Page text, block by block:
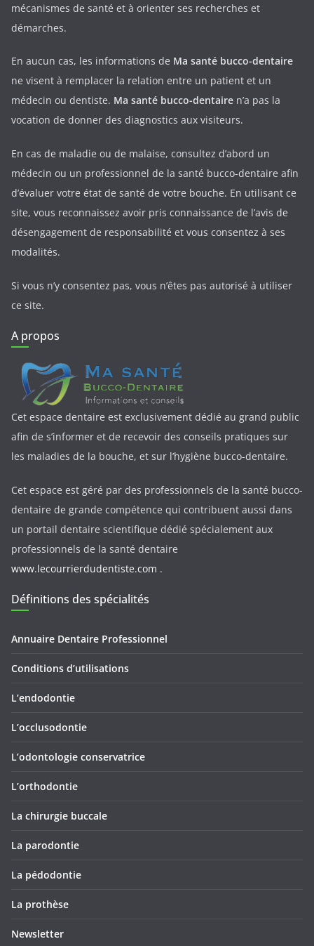
mécanismes de santé et à orienter ses recherches et
démarches.
En aucun cas, les informations de Ma santé bucco-dentaire
ne visent à remplacer la relation entre un patient et un
médecin ou dentiste. Ma santé bucco-dentaire n’a pas la
vocation de donner des diagnostics aux visiteurs.
En cas de maladie ou de malaise, consultez d’abord un
médecin ou un professionnel de la santé bucco-dentaire afin
d’évaluer votre état de santé de votre bouche. En utilisant ce
site, vous reconnaissez avoir pris connaissance de l’avis de
désengagement de responsabilité et vous consentez à ses
modalités.
Si vous n’y consentez pas, vous n’êtes pas autorisé à utiliser
ce site.
A propos
Cet espace dentaire est exclusivement dédié au grand public
afin de s’informer et de recevoir des conseils pratiques sur
les maladies de la bouche, et sur l’hygiène bucco-dentaire.
Cet espace est géré par des professionnels de la santé bucco-
dentaire de grande compétence qui contribuent aussi dans
un portail dentaire scientifique dédié spécialement aux
professionnels de la santé dentaire
www.lecourrierdudentiste.com .
Définitions des spécialités
Annuaire Dentaire Professionnel
Conditions d’utilisations
L’endodontie
L’occlusodontie
L’odontologie conservatrice
L’orthodontie
La chirurgie buccale
La parodontie
La pédodontie
La prothèse
Newsletter